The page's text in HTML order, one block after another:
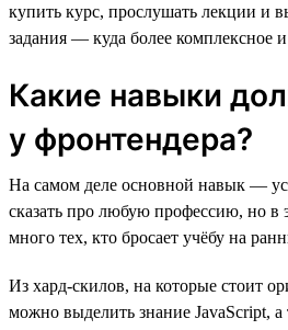
купить курс, прослушать лекции и
задания — куда более комплексное
Какие навыки
у фронтендера?
На самом деле основной навык —
сказать про любую профессию, но в
много тех, кто бросает учёбу на
Из хард-скилов, на которые стоит
можно выделить знание JavaScript,